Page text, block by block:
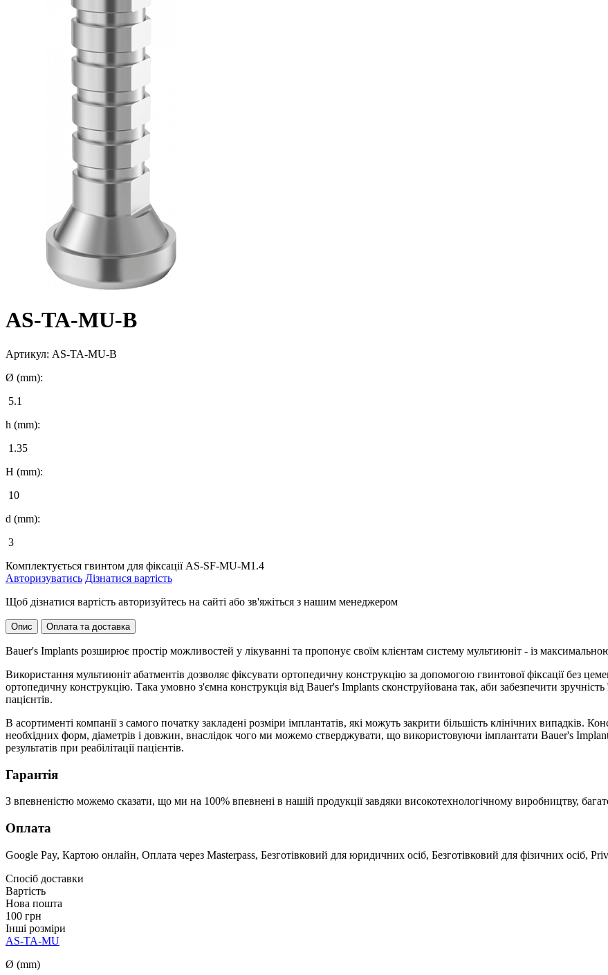
AS-TA-MU-B
Артикул: AS-TA-MU-B
Ø (mm):
5.1
h (mm):
1.35
H (mm):
10
d (mm):
3
Комплектується гвинтом для фіксації AS-SF-MU-M1.4
Авторизуватись Дізнатися вартість
Щоб дізнатися вартість авторизуйтесь на сайті або зв'яжіться з нашим менеджером
Опис Оплата та доставка
Bauer's Implants розширює простір можливостей у лікуванні та пропонує своїм клієнтам систему мультиюніт - із
Використання мультиюніт абатментів дозволяє фіксувати ортопедичну конструкцію за допомогою гвинтової фіксації без
ортопедичну конструкцію. Така умовно з'ємна конструкція від Bauer's Implants сконструйована так, аби забезпечити зручність
пацієнтів.
В асортименті компанії з самого початку закладені розміри імплантатів, які можуть закрити більшість клінічних випадків.
необхідних форм, діаметрів і довжин, внаслідок чого ми можемо стверджувати, що використовуючи імплантати Bauer's
результатів при реабілітації пацієнтів.
Гарантія
З впевненістю можемо сказати, що ми на 100% впевнені в нашій продукції завдяки високотехнологічному виробництву,
Оплата
Google Pay, Картою онлайн, Оплата через Masterpass, Безготівковий для юридичних осіб, Безготівковий для фізичних осіб,
Спосіб доставки
Вартість
Нова пошта
100 грн
Інші розміри
AS-TA-MU
Ø (mm)